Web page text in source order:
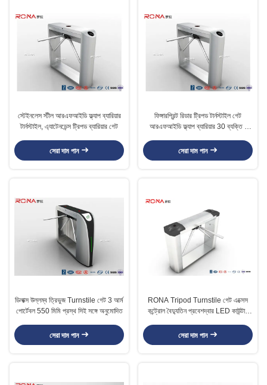
স্টেইনলেস স্টীল আরএফআইডি ফ্ল্যাপ ব্যারিয়ার
টার্নস্টাইল, এ্যাটেনডেন্স ট্রিপড ব্যারিয়ার গেট
সেরা দাম পান
ফিঙ্গারপ্রিন্ট রিডার ট্রিপড টার্নস্টাইল গেট
আরএফআইডি ফ্ল্যাপ ব্যারিয়ার 30 ব্যক্তি /
সেরা দাম পান
ডিলাক্স উল্লম্ব ত্রিভুজ Turnstile গেট 3 আর্ম
পোর্টেবল 550 মিমি প্রস্থ সিই সঙ্গে অনুমোদিত
সেরা দাম পান
RONA Tripod Turnstile গেট এক্সেস
কন্ট্রোল বৈদ্যুতিন প্রবেশদ্বার LED কাউন্টার
সেরা দাম পান